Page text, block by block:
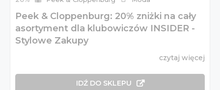
Peek & Cloppenburg: 20% zniżki na cały
asortyment dla klubowiczów INSIDER -
Stylowe Zakupy
czytaj więcej
IDŹ DO SKLEPU